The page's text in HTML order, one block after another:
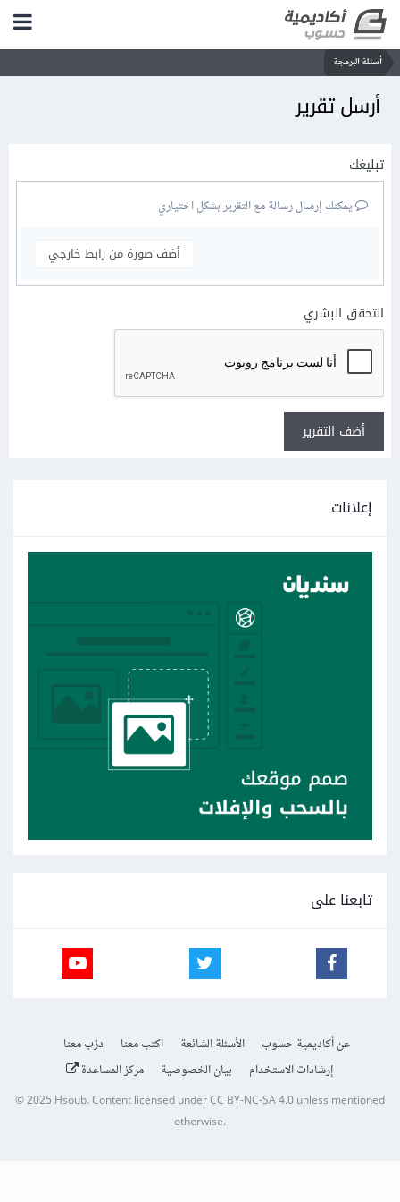
أسئلة البرمجة
أرسل تقرير
تبليغك
يمكنك إرسال رسالة مع التقرير بشكل اختياري
أضف صورة من رابط خارجي
التحقق البشري
أضف التقرير
إعلانات
تابعنا على
عن أكاديمية حسوب الأسئلة الشائعة اكتب معنا
درّب معنا
إرشادات الاستخدام
بيان الخصوصية مركز المساعدة
© 2025 Hsoub.Content licensed underCC BY-NC-SA 4.0unless mentioned
otherwise.